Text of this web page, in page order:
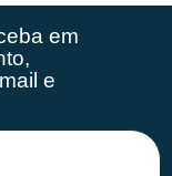
em
e